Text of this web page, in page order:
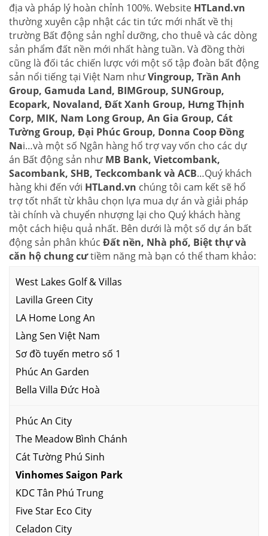
địa và pháp lý hoàn chỉnh 100%. Website HTLand.vn
thường xuyên cập nhật các tin tức mới nhất về thị
trường Bất động sản nghỉ dưỡng, cho thuê và các dòng
sản phẩm đất nền mới nhất hàng tuần. Và đồng thời
cũng là đối tác chiến lược với một số tập đoàn bất động
sản nổi tiếng tại Việt Nam nhưVingroup, Trần Anh
Group, Gamuda Land, BIMGroup, SUNGroup,
Ecopark, Novaland, Đất Xanh Group, Hưng Thịnh
Corp, MIK, Nam Long Group, An Gia Group, Cát
Tường Group, Đại Phúc Group, Donna Coop Đồng
Nai…và một số Ngân hàng hổ trợ vay vốn cho các dự
án Bất động sản như MB Bank, Vietcombank,
Sacombank, SHB, Teckcombank và ACB…Quý khách
hàng khi đến với HTLand.vn chúng tôi cam kết sẽ hổ
trợ tốt nhất từ khâu chọn lựa mua dự án và giải pháp
tài chính và chuyển nhượng lại cho Quý khách hàng
một cách hiệu quả nhất. Bên dưới là một số dự án bất
động sản phân khúc Đất nền, Nhà phố, Biệt thự và
căn hộ chung cưtiềm năng mà bạn có thể tham khảo:
West Lakes Golf & Villas
Lavilla Green City
LA Home Long An
Làng Sen Việt Nam
Sơ đồ tuyến metro số 1
Phúc An Garden
Bella Villa Đức Hoà
Phúc An City
The Meadow Bình Chánh
Cát Tường Phú Sinh
Vinhomes Saigon Park
KDC Tân Phú Trung
Five Star Eco City
Celadon City